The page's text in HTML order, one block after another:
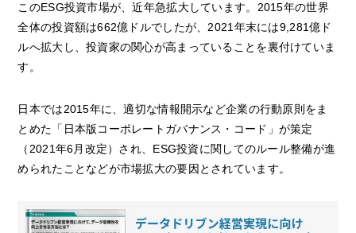
このESG投資市場が、近年急拡大しています。2015年の世界
全体の投資額は662億ドルでしたが、2021年末には9,281億ド
ルへ拡大し、投資家の関心が高まっていることを裏付けていま
す。
日本では2015年に、適切な情報開示など企業の行動原則をま
とめた「日本版コーポレートガバナンス・コード」が策定
（2021年6月改定）され、ESG投資に関してのルール整備が進
められたことなどが市場拡大の要因とされています。